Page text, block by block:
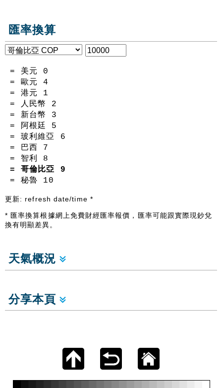
匯率換算
= 美元 0
= 歐元4
= 港元 1
= 人民幣 2
= 新台幣 3
= 阿根廷 5
= 玻利維亞 6
= 巴西 7
= 智利 8
= 哥倫比亞 9
= 秘魯 10
更新: refresh date/time *
* 匯率換算根據網上免費財經匯率報價，匯率可能跟實際現鈔兌
換有明顯差異。
天氣概況
分享本頁